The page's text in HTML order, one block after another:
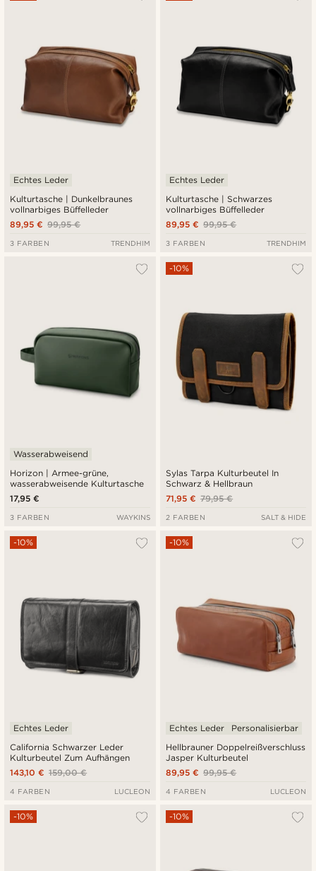
Kulturtasche | Dunkelbraunes
vollnarbiges Büffelleder
Echtes Leder
99,95 €
89,95 €
3 FARBEN TRENDHIM
Kulturtasche | Schwarzes
vollnarbiges Büffelleder
Echtes Leder
99,95 €
89,95 €
3 FARBEN TRENDHIM
Horizon | Armee-grüne,
wasserabweisende Kulturtasche
Wasserabweisend
17,95 €
3 FARBEN WAYKINS
Sylas Tarpa Kulturbeutel In
Schwarz & Hellbraun
-10%
79,95 €
71,95 €
2 FARBEN SALT & HIDE
California Schwarzer Leder
Kulturbeutel Zum Aufhängen
-10%
Echtes Leder
159,00 €
143,10 €
4 FARBEN LUCLEON
Hellbrauner Doppelreißverschluss
Jasper Kulturbeutel
-10%
Echtes Leder Personalisierbar
99,95 €
89,95 €
4 FARBEN LUCLEON
-10% -10%